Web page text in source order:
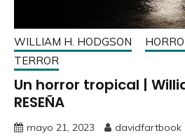
WILLIAM H. HODGSON
TERROR
Un horror tropical |
RESEÑA
mayo 21, 2023 davidfartbook